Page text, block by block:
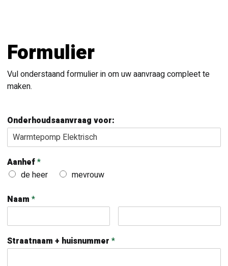
Formulier
Vul onderstaand formulier in om uw aanvraag compleet te
maken.
Onderhoudsaanvraag voor:
Aanhef*
de heer
mevrouw
Naam*
Straatnaam + huisnummer*